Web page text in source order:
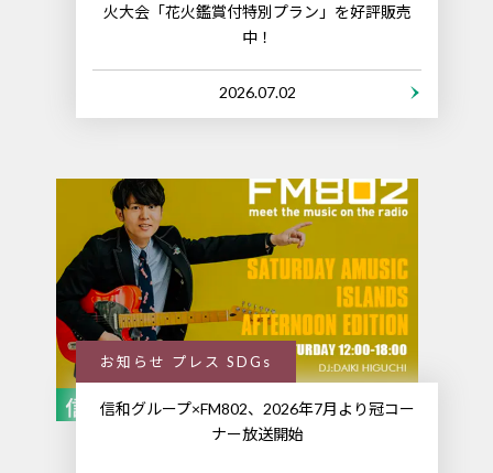
火大会「花火鑑賞付特別プラン」を好評販売
中！
2026.07.02
お知らせ プレス SDGs
信和グループ×FM802、2026年7月より冠コー
ナー放送開始